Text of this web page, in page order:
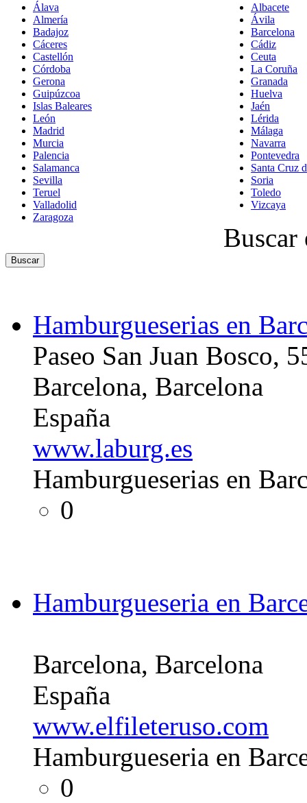
Álava
Almería
Badajoz
Cáceres
Castellón
Córdoba
Gerona
Guipúzcoa
Islas Baleares
León
Madrid
Murcia
Palencia
Salamanca
Sevilla
Teruel
Valladolid
Zaragoza
Albacete
Ávila
Barcelona
Cádiz
Ceuta
La Coruña
Granada
Huelva
Jaén
Lérida
Málaga
Navarra
Pontevedra
Santa Cruz
Soria
Toledo
Vizcaya
Buscar
Hamburgueserias en
Paseo San Juan Bosco,
Barcelona, Barcelona
España
www.laburg.es
Hamburgueserias en
0
Hamburgueseria en
Barcelona, Barcelona
España
www.elfileteruso.com
Hamburgueseria en
0